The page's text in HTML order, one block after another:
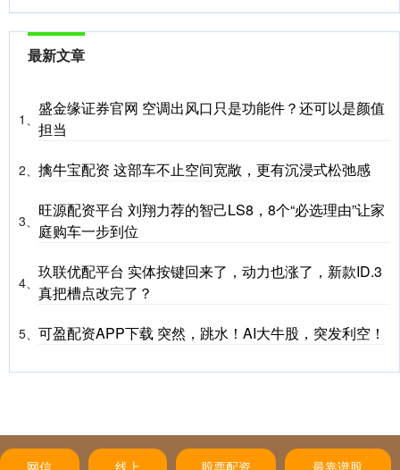
最新文章
1、
盛金缘证券官网 空调出风口只是功能件？还可以是颜值
担当
2、 擒牛宝配资 这部车不止空间宽敞，更有沉浸式松弛感
3、
旺源配资平台 刘翔力荐的智己LS8，8个“必选理由”让家
庭购车一步到位
4、
玖联优配平台 实体按键回来了，动力也涨了，新款ID.3
真把槽点改完了？
5、 可盈配资APP下载 突然，跳水！AI大牛股，突发利空！